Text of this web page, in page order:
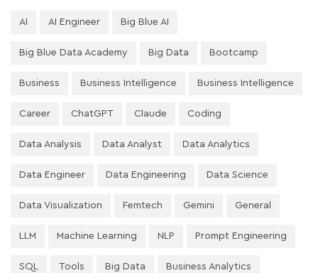
AI AI Engineer Big Blue AI
Big Blue Data Academy Big Data Bootcamp
Business Business Intelligence Business Intelligence
Career ChatGPT Claude Coding
Data Analysis Data Analyst Data Analytics
Data Engineer Data Engineering Data Science
Data Visualization Femtech Gemini General
LLM Machine Learning NLP Prompt Engineering
SQL Tools Big Data Business Analytics